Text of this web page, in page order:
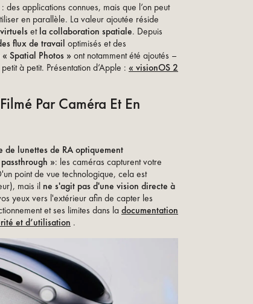
des applications connues, mais que l’on peut
en parallèle. La valeur ajoutée réside
et la collaboration spatiale. Depuis
flux de travail optimisés et des
Spatial Photos » ont notamment été ajoutés –
à petit. Présentation d’Apple : « visionOS 2
Par Caméra Et En
de lunettes de RA optiquement
»: les caméras capturent votre
point de vue technologique, cela est
mais il ne s'agit pas d'une vision directe à
yeux vers l'extérieur afin de capter les
et ses limites dans ladocumentation
et d’utilisation .